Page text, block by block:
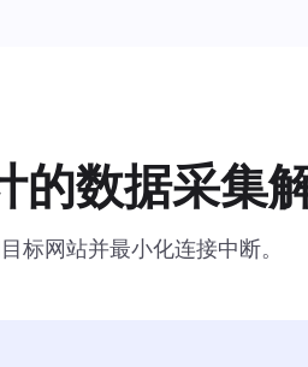
的数据采集
标网站并最小化连接中断。